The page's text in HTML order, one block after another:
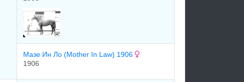
Мазе Ин Ло (Mother In Law) 1906
1906